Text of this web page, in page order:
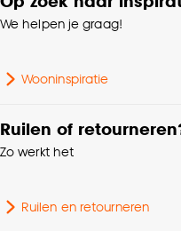
We helpen je graag!
Wooninspiratie
Ruilen of
Zo werkt het
Ruilen en retourneren